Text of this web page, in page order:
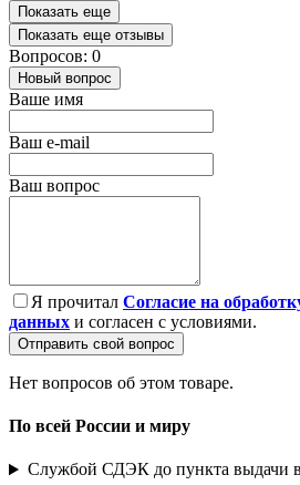
Показать еще
Показать еще отзывы
Вопросов: 0
Новый вопрос
Ваше имя
Ваш e-mail
Ваш вопрос
Я прочитал Согласие на
данных и согласен с условиями.
Отправить свой вопрос
Нет вопросов об этом товаре.
По всей России и миру
Службой СДЭК до пункта выдачи